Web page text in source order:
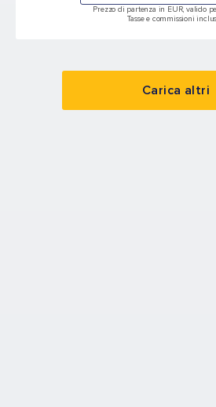
Prezzo di partenza in EUR, valido
Tasse e commissioni
Carica altri